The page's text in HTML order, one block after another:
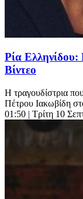
Ρία Ελληνίδου:
Βίντεο
Η τραγουδίστρια
Πέτρου Ιακωβίδη
01:50 | Τρίτη 10